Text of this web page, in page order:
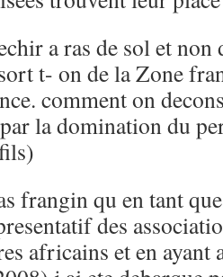
a ras de sol et non
t- on de la Zone
comment on
la domination du
frangin qu en tant
des
africains et en ayant